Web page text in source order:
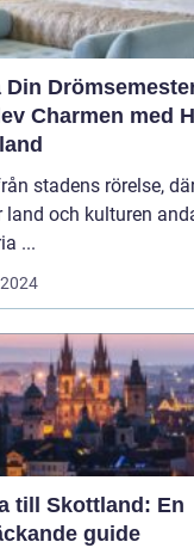
Din
Charmen med
stadens rörelse,
land och kulturen
...
till Skottland: En
guide